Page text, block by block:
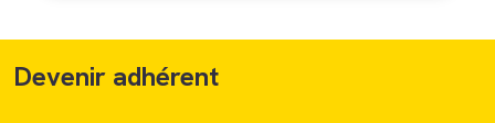
Devenir adhérent